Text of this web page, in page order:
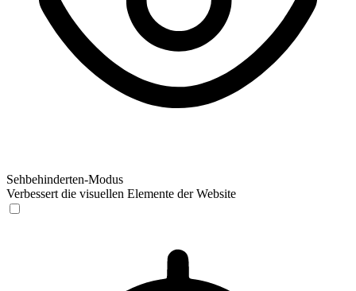
Sehbehinderten-Modus
Verbessert die visuellen Elemente der Website